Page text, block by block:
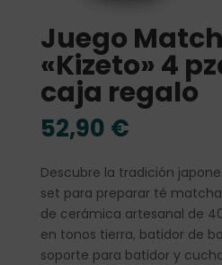
Juego
«Kizeto» 4
caja regalo
52,90 €
Descubre la tradición
set para preparar té
de cerámica artesanal de
en tonos tierra, batidor de
soporte para batidor y